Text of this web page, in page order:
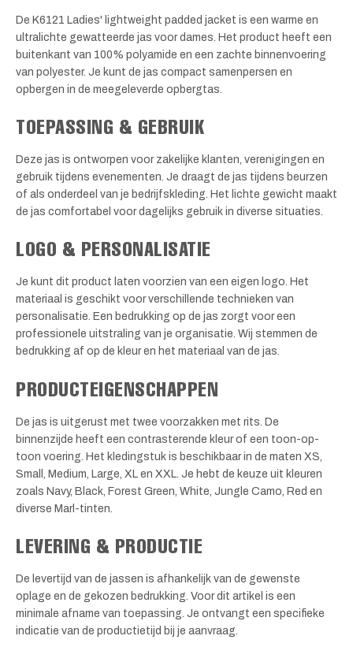
De K6121 Ladies' lightweight padded jacket is een warme en
ultralichte gewatteerde jas voor dames. Het product heeft een
buitenkant van 100% polyamide en een zachte binnenvoering
van polyester. Je kunt de jas compact samenpersen en
opbergen in de meegeleverde opbergtas.
TOEPASSING & GEBRUIK
Deze jas is ontworpen voor zakelijke klanten, verenigingen en
gebruik tijdens evenementen. Je draagt de jas tijdens beurzen
of als onderdeel van je bedrijfskleding. Het lichte gewicht maakt
de jas comfortabel voor dagelijks gebruik in diverse situaties.
LOGO & PERSONALISATIE
Je kunt dit product laten voorzien van een eigen logo. Het
materiaal is geschikt voor verschillende technieken van
personalisatie. Een bedrukking op de jas zorgt voor een
professionele uitstraling van je organisatie. Wij stemmen de
bedrukking af op de kleur en het materiaal van de jas.
PRODUCTEIGENSCHAPPEN
De jas is uitgerust met twee voorzakken met rits. De
binnenzijde heeft een contrasterende kleur of een toon-op-
toon voering. Het kledingstuk is beschikbaar in de maten XS,
Small, Medium, Large, XL en XXL. Je hebt de keuze uit kleuren
zoals Navy, Black, Forest Green, White, Jungle Camo, Red en
diverse Marl-tinten.
LEVERING & PRODUCTIE
De levertijd van de jassen is afhankelijk van de gewenste
oplage en de gekozen bedrukking. Voor dit artikel is een
minimale afname van toepassing. Je ontvangt een specifieke
indicatie van de productietijd bij je aanvraag.